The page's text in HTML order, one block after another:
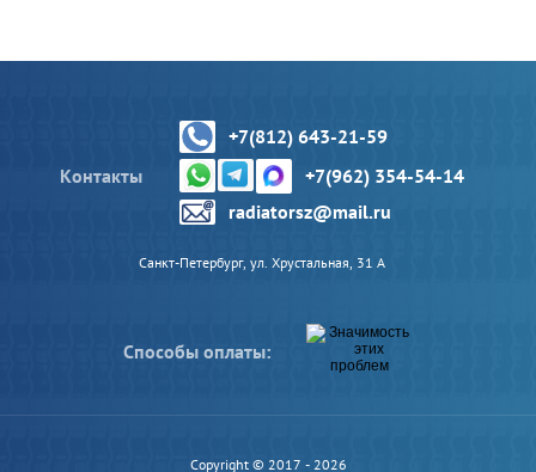
Контакты
+7(812) 643-21-59
+7(962) 354-54-14
radiatorsz@mail.ru
Санкт-Петербург, ул. Хрустальная, 31 А
Способы оплаты:
Copyright © 2017 - 2026